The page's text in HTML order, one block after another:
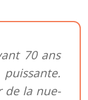
70 ans
de la nue-